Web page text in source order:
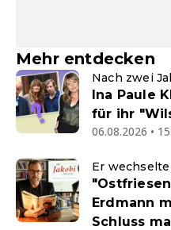
Mehr entdecken
Nach zwei
Ina Paule
für ihr
06.08.2026 •
Er
Erdmann
Schluss